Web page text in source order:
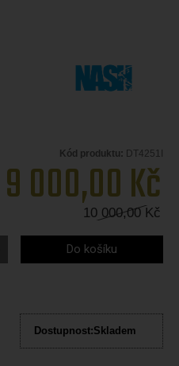
Kód produktu: DT4251I
9 000,00Kč
10 000,00 Kč
Do košíku
Dostupnost:Skladem